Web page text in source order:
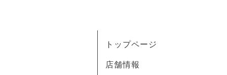
トップページ
店舗情報